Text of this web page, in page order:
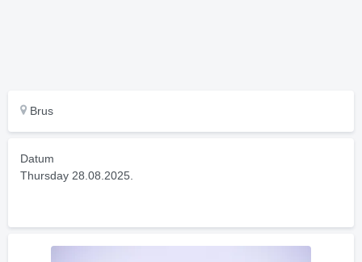
Brus
Datum
Thursday 28.08.2025.